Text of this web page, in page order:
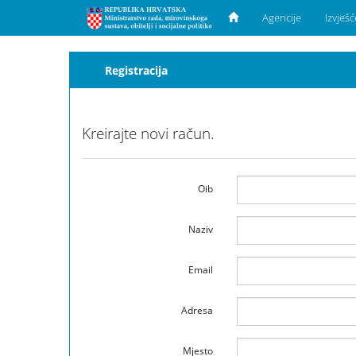
Agencije
Registracija
Kreirajte novi račun.
Oib
Naziv
Email
Adresa
Mjesto